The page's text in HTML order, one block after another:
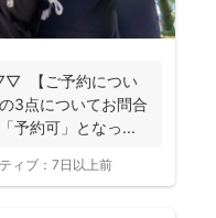
【ご予約につい
3点についてお問合
予約可」となっ...
ィブ： 7日以上前